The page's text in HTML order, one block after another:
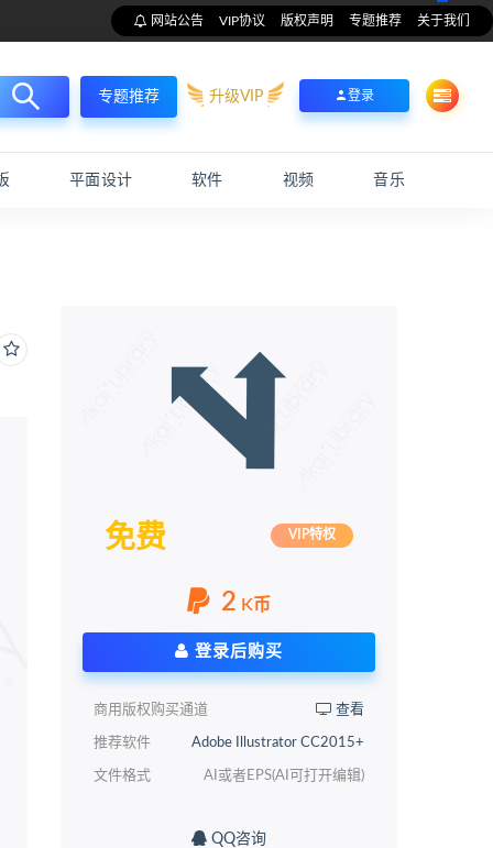
网站公告 VIP协议 版权声明 专题推荐 关于我们
专题推荐 升级VIP 登录
平面设计 软件 视频 音乐
免费 VIP特权
2 K币
登录后购买
商用版权购买通道 查看
推荐软件 Adobe Illustrator CC2015+
文件格式 AI或者EPS(AI可打开编辑)
QQ咨询